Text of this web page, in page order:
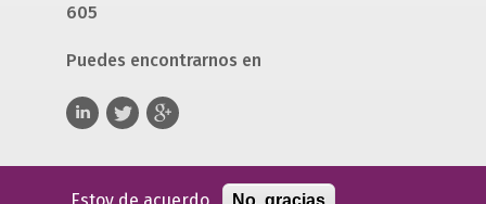
605
Puedes encontrarnos en
No, gracias